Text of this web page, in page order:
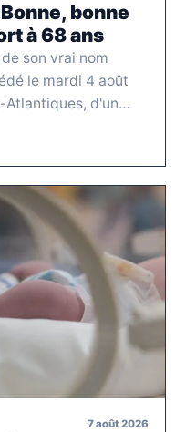
bonne
à 68 ans
son vrai nom
le mardi 4 août
Atlantiques, d'un…
7 août 2026